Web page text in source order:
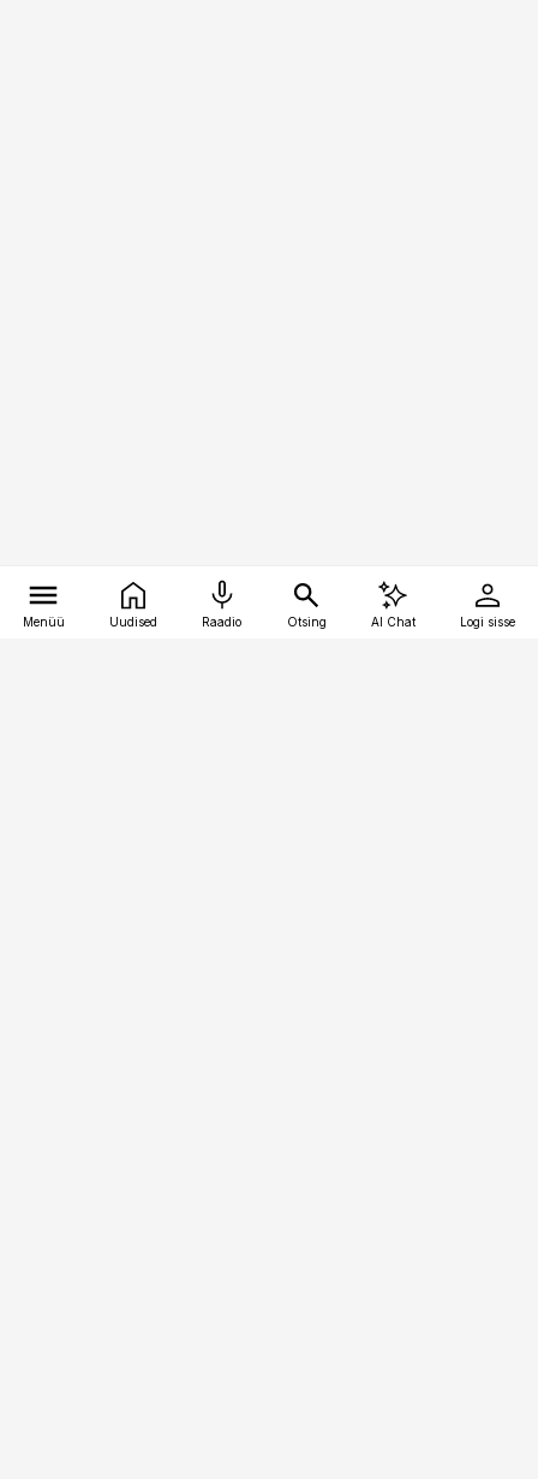
Menüü Uudised Raadio Otsing AI Chat Logi sisse